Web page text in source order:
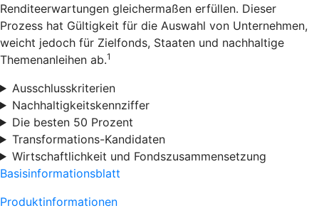
Renditeerwartungen gleichermaßen erfüllen. Dieser
Prozess hat Gültigkeit für die Auswahl von Unternehmen,
weicht jedoch für Zielfonds, Staaten und nachhaltige
Themenanleihen ab.1
Ausschlusskriterien
Nachhaltigkeitskennziffer
Die besten 50 Prozent
Transformations-Kandidaten
Wirtschaftlichkeit und Fondszusammensetzung
Basisinformationsblatt
Produktinformationen